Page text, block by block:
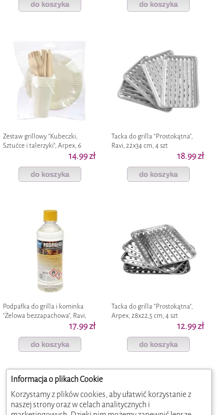
do koszyka do koszyka
Zestaw grillowy "Kubeczki,
Sztućce i talerzyki", Arpex, 6
14.99 zł
do koszyka
Tacka do grilla "Prostokątna",
Ravi, 22x34 cm, 4 szt
18.99 zł
do koszyka
Podpałka do grilla i kominka
"Żelowa bezzapachowa", Ravi,
17.99 zł
do koszyka
Tacka do grilla "Prostokątna",
Arpex, 28x22,5 cm, 4 szt
12.99 zł
do koszyka
Informacja o plikach Cookie
Korzystamy z plików cookies, aby ułatwić korzystanie z
naszej strony oraz w celach analitycznych i